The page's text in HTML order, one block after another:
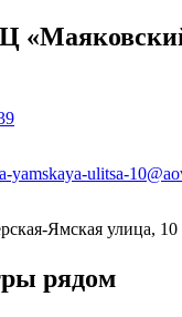
yamskaya-ulitsa-
Ямская улица, 10
рядом